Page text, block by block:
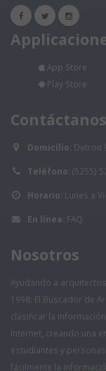
App Store
Play Store
Contáctanos
Domicilio: Detroit
Teléfono: (5255)
Horario: Lunes a
En línea: FAQ
Nosotros
Ayudando a
1998: El Buscador de
clasificar la
Internet, creando una
estudiantes y
fácilmente la